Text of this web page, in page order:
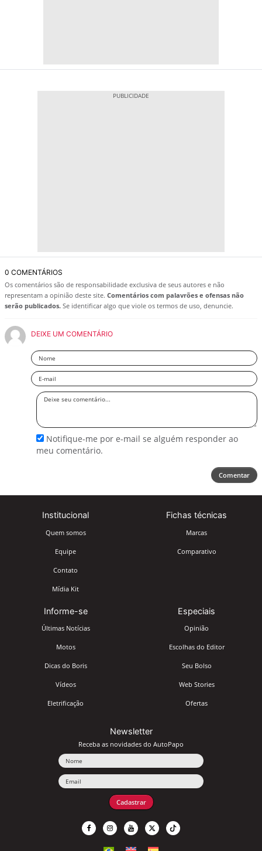
0 COMENTÁRIOS
Os comentários são de responsabilidade exclusiva de seus autores e não
representam a opinião deste site. Comentários com palavrões e ofensas não
serão publicados. Se identificar algo que viole os termos de uso, denuncie.
DEIXE UM COMENTÁRIO
Nome
Email
Deixe
Notifique-me por e-mail se alguém responder ao
meu comentário.
Comentar
Institucional
Quem somos
Equipe
Contato
Mídia Kit
Fichas técnicas
Marcas
Comparativo
Informe-se
Últimas Notícias
Motos
Dicas do Boris
Vídeos
Eletrificação
Especiais
Opinião
Escolhas do Editor
Seu Bolso
Web Stories
Ofertas
Newsletter
Receba as novidades do AutoPapo
Cadastrar